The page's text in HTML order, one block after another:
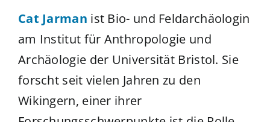
Cat Jarman ist Bio- und Feldarchäologin
am Institut für Anthropologie und
Archäologie der Universität Bristol. Sie
forscht seit vielen Jahren zu den
Wikingern, einer ihrer